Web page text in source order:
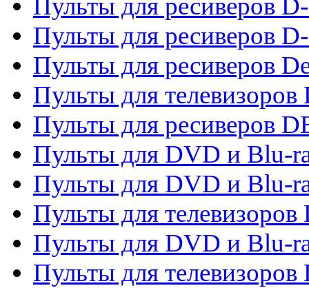
Пульты для ресиверов
Пульты для ресиверов
Пульты для ресиверов
Пульты для телевизоров
Пульты для ресиверов
Пульты для DVD и Blu-
Пульты для DVD и Blu-
Пульты для
Пульты для DVD и Blu-
Пульты для телевизоров